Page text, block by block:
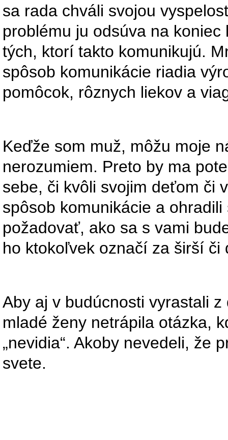
sa rada chváli svojou
problému ju odsúva na
tých, ktorí takto komunikujú.
spôsob komunikácie riadia
pomôcok, rôznych liekov a
Keďže som muž, môžu moje
nerozumiem. Preto by ma
sebe, či kvôli svojim deťom či
spôsob komunikácie a
požadovať, ako sa s vami
ho ktokoľvek označí za širší
Aby aj v budúcnosti vyrastali
mladé ženy netrápila otázka,
„nevidia“. Akoby nevedeli, že
svete.